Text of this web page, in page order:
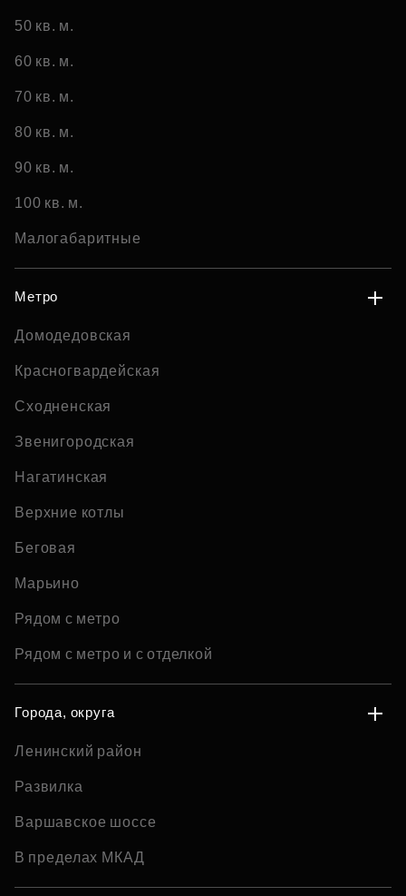
50 кв. м.
60 кв. м.
70 кв. м.
80 кв. м.
90 кв. м.
100 кв. м.
Малогабаритные
Метро
Домодедовская
Красногвардейская
Сходненская
Звенигородская
Нагатинская
Верхние котлы
Беговая
Марьино
Рядом с метро
Рядом с метро и с отделкой
Города, округа
Ленинский район
Развилка
Варшавское шоссе
В пределах МКАД